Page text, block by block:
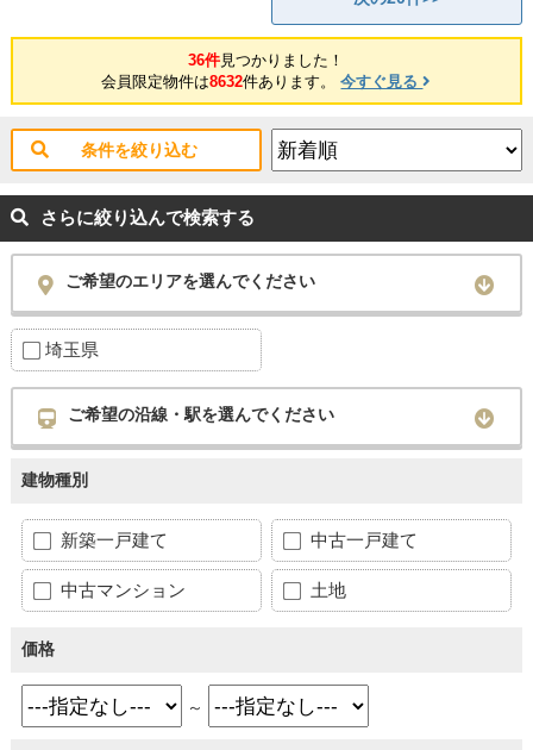
36件見つかりました！
会員限定物件は8632件あります。今すぐ見る
条件を絞り込む
さらに絞り込んで検索する
ご希望のエリアを選んでください
埼玉県
ご希望の沿線・駅を選んでください
建物種別
新築一戸建て 中古一戸建て
中古マンション 土地
価格
～